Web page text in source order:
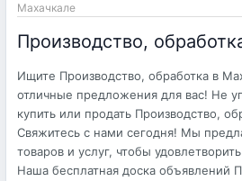
Махачкале
Производство,
Ищите Производство, обработка в
отличные предложения для вас! Не
купить или продать Производство,
Свяжитесь с нами сегодня! Мы
товаров и услуг, чтобы
Наша бесплатная доска объявлений